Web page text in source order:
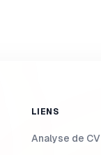
LIENS
Analyse de CV